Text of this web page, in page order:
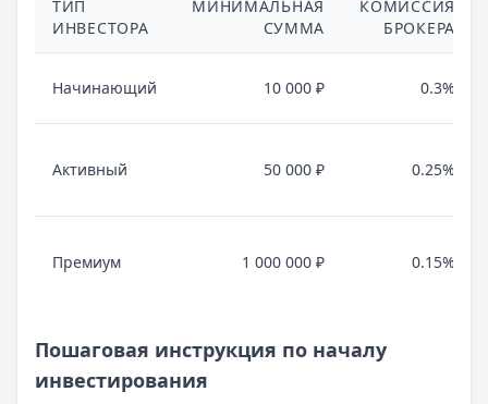
ТИП
ИНВЕСТОРА
МИНИМАЛЬНАЯ
СУММА
КОМИССИЯ
БРОКЕРА
Начинающий 10 000 ₽ 0.3%
Активный 50 000 ₽ 0.25%
Премиум 1 000 000 ₽ 0.15%
Пошаговая инструкция по началу
инвестирования